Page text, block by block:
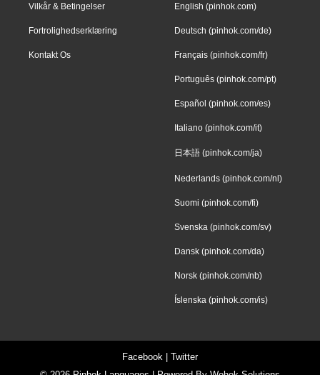
Vilkår & Betingelser
Fortrolighedserklæring
Kontakt Os
English (pinhok.com)
Deutsch (pinhok.com/de)
Français (pinhok.com/fr)
Português (pinhok.com/pt)
Español (pinhok.com/es)
Italiano (pinhok.com/it)
日本語 (pinhok.com/ja)
Nederlands (pinhok.com/nl)
Suomi (pinhok.com/fi)
Svenska (pinhok.com/sv)
Dansk (pinhok.com/da)
Norsk (pinhok.com/nb)
Íslenska (pinhok.com/is)
Facebook
Twitter